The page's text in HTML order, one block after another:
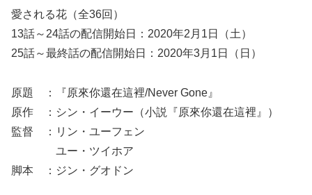
愛される花（全36回）
13話～24話の配信開始日：2020年2月1日（土）
25話～最終話の配信開始日：2020年3月1日（日）
原題 ：『原來你還在這裡/Never Gone』
原作 ：シン・イーウー（小説『原來你還在這裡』）
監督 ：リン・ユーフェン
ユー・ツイホア
脚本 ：ジン・グオドン